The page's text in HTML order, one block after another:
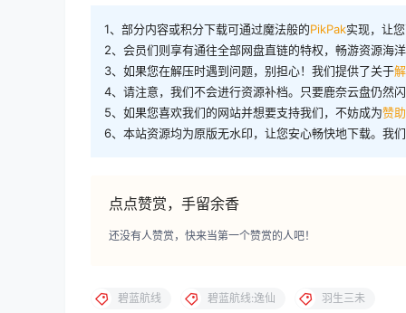
1、部分内容或积分下载可通过魔法般的PikPak实现，让
2、会员们则享有通往全部网盘直链的特权，畅游资源海
3、如果您在解压时遇到问题，别担心！我们提供了关于
4、请注意，我们不会进行资源补档。只要鹿奈云盘仍然
5、如果您喜欢我们的网站并想要支持我们，不妨成为赞
6、本站资源均为原版无水印，让您安心畅快地下载。我
点点赞赏，手留余香
还没有人赞赏，快来当第一个赞赏的人吧！
碧蓝航线 碧蓝航线:逸仙 羽生三未